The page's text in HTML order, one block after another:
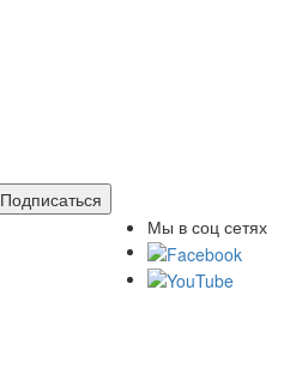
Подписаться
Мы в соц сетях